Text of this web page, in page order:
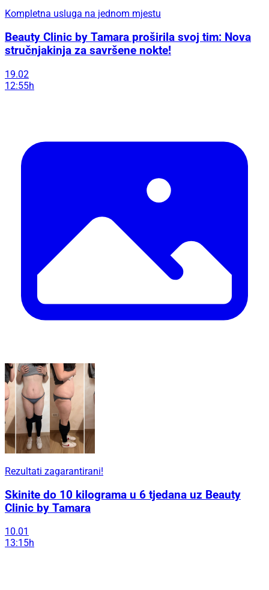
Kompletna usluga na jednom mjestu
Beauty Clinic by Tamara proširila svoj tim: Nova
stručnjakinja za savršene nokte!
19.02
12:55h
Rezultati zagarantirani!
Skinite do 10 kilograma u 6 tjedana uz Beauty
Clinic by Tamara
10.01
13:15h